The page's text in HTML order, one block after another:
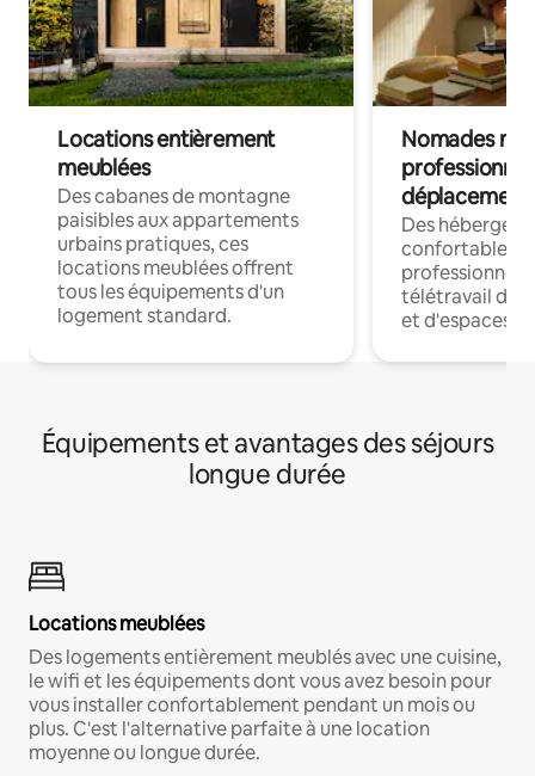
Locations entièrement
meublées
Des cabanes de montagne
paisibles aux appartements
urbains pratiques, ces
locations meublées offrent
tous les équipements d'un
logement standard.
Nomades
déplacement
Des
confortables
professionnels
télétravail
et d'espaces
Équipements et avantages des séjours
longue durée
Locations meublées
Des logements entièrement meublés avec une cuisine,
le wifi et les équipements dont vous avez besoin pour
vous installer confortablement pendant un mois ou
plus. C'est l'alternative parfaite à une location
moyenne ou longue durée.